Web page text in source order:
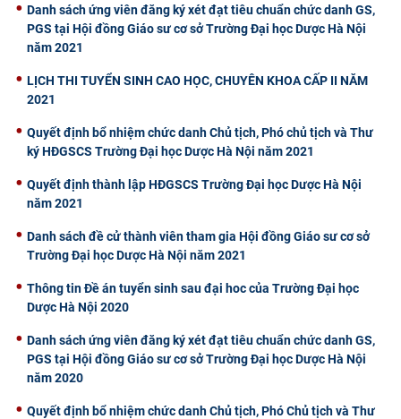
Danh sách ứng viên đăng ký xét đạt tiêu chuẩn chức danh GS,
PGS tại Hội đồng Giáo sư cơ sở Trường Đại học Dược Hà Nội
năm 2021
​LỊCH THI TUYỂN SINH CAO HỌC, CHUYÊN KHOA CẤP II NĂM
2021
Quyết định bổ nhiệm chức danh Chủ tịch, Phó chủ tịch và Thư
ký HĐGSCS Trường Đại học Dược Hà Nội năm 2021
Quyết định thành lập HĐGSCS Trường Đại học Dược Hà Nội
năm 2021
Danh sách đề cử thành viên tham gia Hội đồng Giáo sư cơ sở
Trường Đại học Dược Hà Nội năm 2021
Thông tin Đề án tuyển sinh sau đại hoc của Trường Đại học
Dược Hà Nội 2020
Danh sách ứng viên đăng ký xét đạt tiêu chuẩn chức danh GS,
PGS tại Hội đồng Giáo sư cơ sở Trường Đại học Dược Hà Nội
năm 2020
Quyết định bổ nhiệm chức danh Chủ tịch, Phó Chủ tịch và Thư